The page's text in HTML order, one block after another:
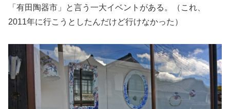
「有田陶器市」と言う一大イベントがある。（これ、
2011年に行こうとしたんだけど行けなかった）